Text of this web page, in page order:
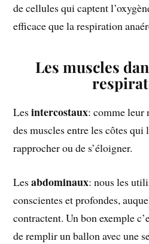
de cellules qui captent
efficace que la respiration
Les muscles
Lesintercostaux: comme leur
des muscles entre les côtes qui
rapprocher ou de s’éloigner.
Lesabdominaux: nous les
conscientes et profondes,
contractent. Un bon exemple
de remplir un ballon avec une